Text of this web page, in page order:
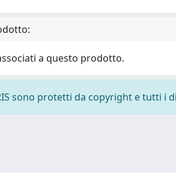
a questo prodotto.
sono protetti da copyright e tutti i